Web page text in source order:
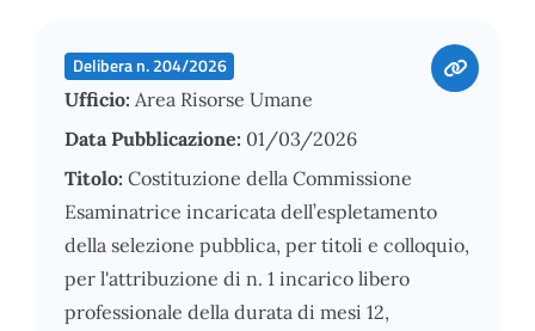
Delibera n. 204/2026
Ufficio: Area Risorse Umane
Data Pubblicazione: 01/03/2026
Titolo: Costituzione della Commissione
Esaminatrice incaricata dell’espletamento
della selezione pubblica, per titoli e colloquio,
per l'attribuzione di n. 1 incarico libero
professionale della durata di mesi 12,